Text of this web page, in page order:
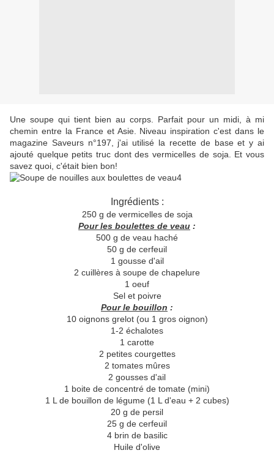
Une soupe qui tient bien au corps. Parfait pour un midi, à mi
chemin entre la France et Asie. Niveau inspiration c'est dans le
magazine Saveurs n°197, j'ai utilisé la recette de base et y ai
ajouté quelque petits truc dont des vermicelles de soja. Et vous
savez quoi, c'était bien bon!
Ingrédients :
250 g de vermicelles de soja
Pour les boulettes de veau :
500 g de veau haché
50 g de cerfeuil
1 gousse d'ail
2 cuillères à soupe de chapelure
1 oeuf
Sel et poivre
Pour le bouillon :
10 oignons grelot (ou 1 gros oignon)
1-2 échalotes
1 carotte
2 petites courgettes
2 tomates mûres
2 gousses d'ail
1 boite de concentré de tomate (mini)
1 L de bouillon de légume (1 L d'eau + 2 cubes)
20 g de persil
25 g de cerfeuil
4 brin de basilic
Huile d'olive